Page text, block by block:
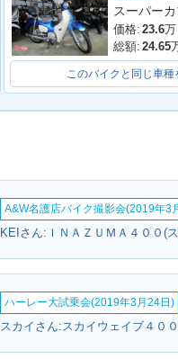
スーパー
価格: 23.6万
総額: 24.65
このバイクと同じ車種
A&W名護店バイク撮影会(2019年3
KEIさん:ＩＮＡＺＵＭＡ４００(
ハーレー大試乗会(2019年3月24日)
スカイさん:スカイウェイブ４０